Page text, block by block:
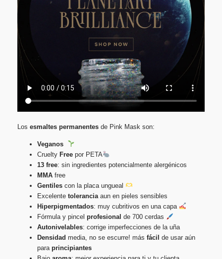
Los esmaltes permanentes de Pink Mask son:
Veganos
Cruelty Free por PETA
13 free: sin ingredientes potencialmente alergénicos
MMA free
Gentiles con la placa ungueal
Excelente toleranciaaun en pieles sensibles
Hiperpigmentados: muy cubritivos en una capa
Fórmula y pincel profesional de 700 cerdas
Autonivelables: corrige imperfecciones de la uña
Densidad media, no se escurre! más fácil de usar aún
para principiantes